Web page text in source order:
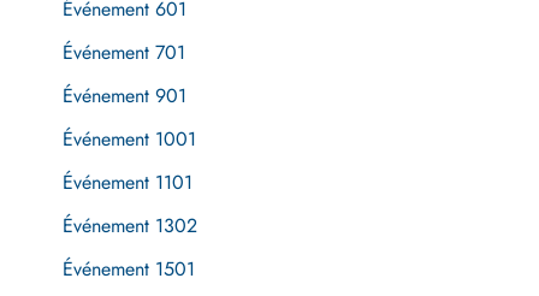
Événement 601
Événement 701
Événement 901
Événement 1001
Événement 1101
Événement 1302
Événement 1501